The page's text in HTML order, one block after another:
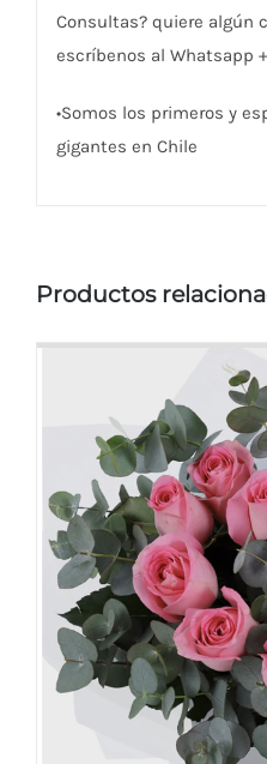
Consultas? quiere algún
escríbenos al Whatsapp
•Somos los primeros y
gigantes en Chile
Productos